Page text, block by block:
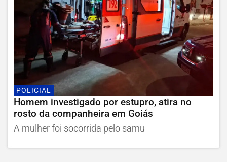
POLICIAL
Homem investigado por estupro, atira no
rosto da companheira em Goiás
A mulher foi socorrida pelo samu